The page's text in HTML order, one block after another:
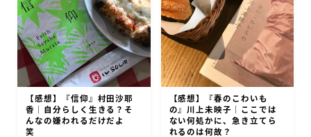
【感想】『信仰』村田沙耶
香｜自分らしく生きる？そ
んなの嫌われるだけだよ
笑
【感想】『春のこわいも
の』川上未映子｜ここでは
ない何処かに、急き立てら
れるのは何故？